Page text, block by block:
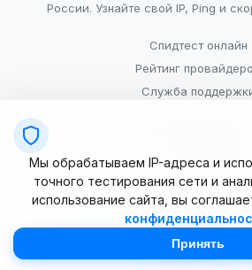
России. Узнайте свой IP, Ping и
Спидтест онлайн
Рейтинг
Служба
Условия
© 2025–2026 OpenSpeedTest (ИП
Мы обрабатываем IP-адреса и
точного тестирования сети и
использование сайта, вы
Принять